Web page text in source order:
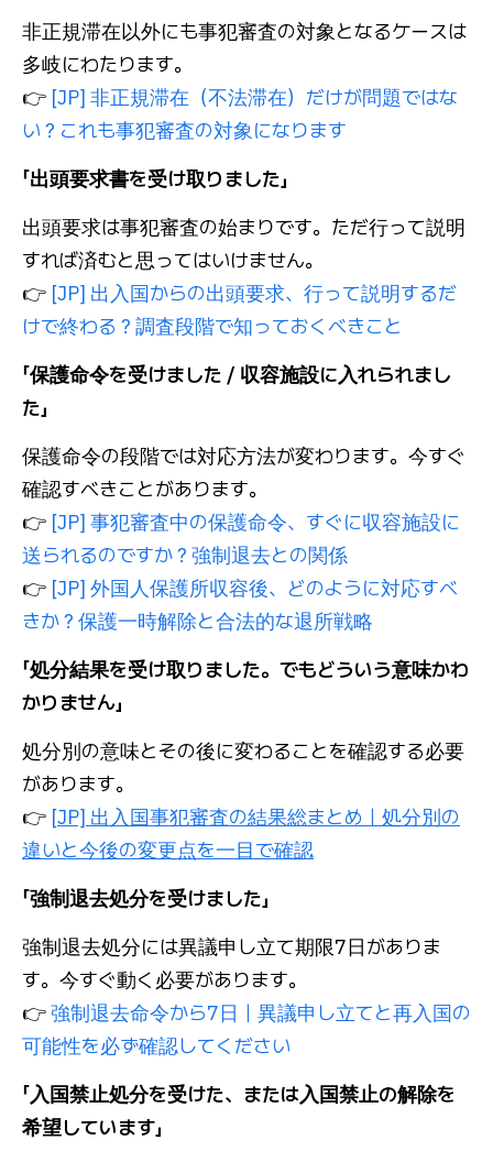
非正規滞在以外にも事犯審査の対象となるケースは
多岐にわたります。
👉 [JP] 非正規滞在（不法滞在）だけが問題ではな
い？これも事犯審査の対象になります
「出頭要求書を受け取りました」
出頭要求は事犯審査の始まりです。ただ行って説明
すれば済むと思ってはいけません。
👉 [JP] 出入国からの出頭要求、行って説明するだ
けで終わる？調査段階で知っておくべきこと
「保護命令を受けました / 収容施設に入れられまし
た」
保護命令の段階では対応方法が変わります。今すぐ
確認すべきことがあります。
👉 [JP] 事犯審査中の保護命令、すぐに収容施設に
送られるのですか？強制退去との関係
👉 [JP] 外国人保護所収容後、どのように対応すべ
きか？保護一時解除と合法的な退所戦略
「処分結果を受け取りました。でもどういう意味かわ
かりません」
処分別の意味とその後に変わることを確認する必要
があります。
👉 [JP] 出入国事犯審査の結果総まとめ｜処分別の
違いと今後の変更点を一目で確認
「強制退去処分を受けました」
強制退去処分には異議申し立て期限7日がありま
す。今すぐ動く必要があります。
👉強制退去命令から7日｜異議申し立てと再入国の
可能性を必ず確認してください
「入国禁止処分を受けた、または入国禁止の解除を
希望しています」